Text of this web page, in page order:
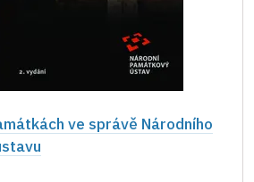
ve správě Národního